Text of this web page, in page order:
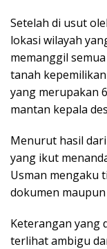
Setelah di usut
lokasi wilayah
memanggil
tanah
yang merupakan
mantan kepala
Menurut hasil
yang ikut
Usman mengaku
dokumen
Keterangan yang
terlihat ambigu